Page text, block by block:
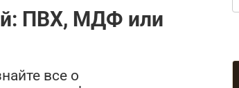
ПВХ, МДФ или
все о